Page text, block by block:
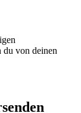
du von deinen